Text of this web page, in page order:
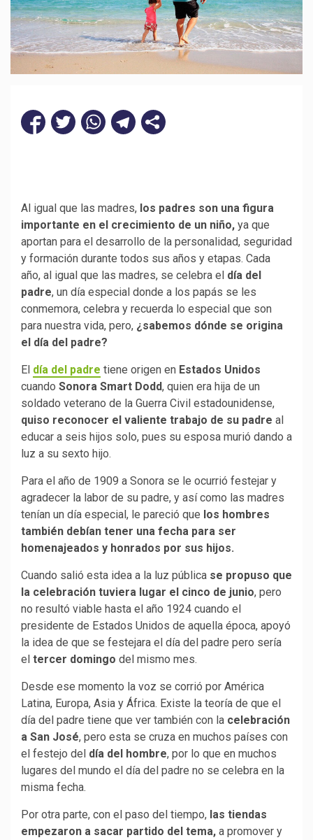
Al igual que las madres, los padres son una figura
importante en el crecimiento de un niño, ya que
aportan para el desarrollo de la personalidad, seguridad
y formación durante todos sus años y etapas. Cada
año, al igual que las madres, se celebra el día del
padre, un día especial donde a los papás se les
conmemora, celebra y recuerda lo especial que son
para nuestra vida, pero, ¿sabemos dónde se origina
el día del padre?
El día del padre tiene origen en Estados Unidos
cuando Sonora Smart Dodd, quien era hija de un
soldado veterano de la Guerra Civil estadounidense,
quiso reconocer el valiente trabajo de su padre al
educar a seis hijos solo, pues su esposa murió dando a
luz a su sexto hijo.
Para el año de 1909 a Sonora se le ocurrió festejar y
agradecer la labor de su padre, y así como las madres
tenían un día especial, le pareció que los hombres
también debían tener una fecha para ser
homenajeados y honrados por sus hijos.
Cuando salió esta idea a la luz pública se propuso que
la celebración tuviera lugar el cinco de junio, pero
no resultó viable hasta el año 1924 cuando el
presidente de Estados Unidos de aquella época, apoyó
la idea de que se festejara el día del padre pero sería
el tercer domingo del mismo mes.
Desde ese momento la voz se corrió por América
Latina, Europa, Asia y África. Existe la teoría de que el
día del padre tiene que ver también con la celebración
a San José, pero esta se cruza en muchos países con
el festejo del día del hombre, por lo que en muchos
lugares del mundo el día del padre no se celebra en la
misma fecha.
Por otra parte, con el paso del tiempo, las tiendas
empezaron a sacar partido del tema, a promover y